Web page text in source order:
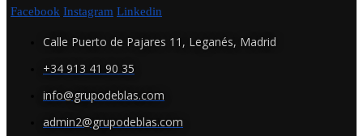
Facebook Instagram Linkedin
Calle Puerto de Pajares 11, Leganés, Madrid
+34 913 41 90 35
info@grupodeblas.com
admin2@grupodeblas.com